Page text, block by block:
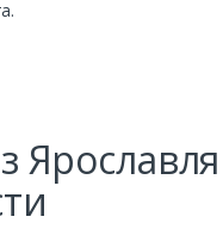
Ярославля